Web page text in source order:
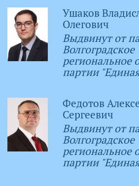
Ушаков
Олегович
Выдвинут от
Волгоградское
региональное
партии
Федотов
Сергеевич
Выдвинут от
Волгоградское
региональное
партии